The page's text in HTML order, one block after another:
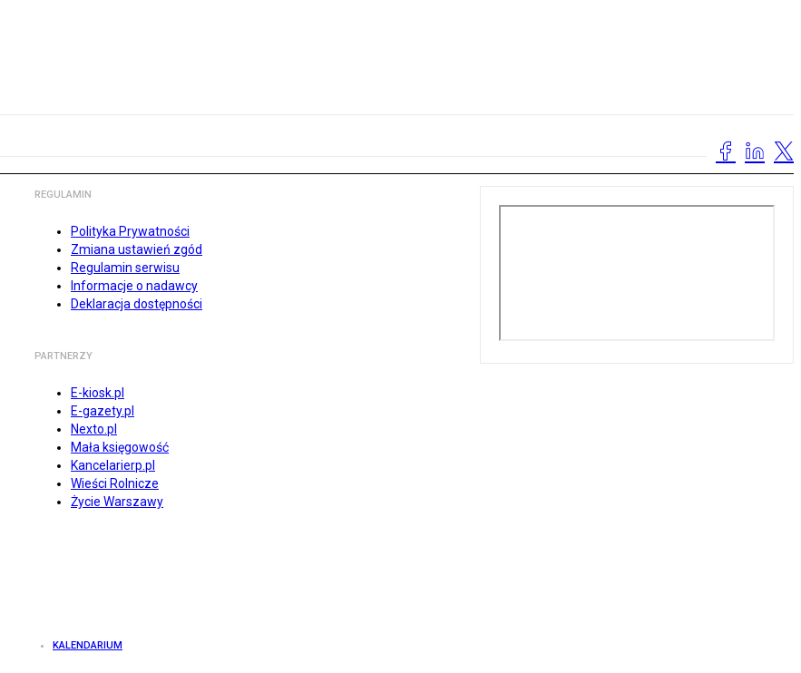
REGULAMIN
Polityka Prywatności
Zmiana ustawień zgód
Regulamin serwisu
Informacje o nadawcy
Deklaracja dostępności
PARTNERZY
E-kiosk.pl
E-gazety.pl
Nexto.pl
Mała księgowość
Kancelarierp.pl
Wieści Rolnicze
Życie Warszawy
KALENDARIUM